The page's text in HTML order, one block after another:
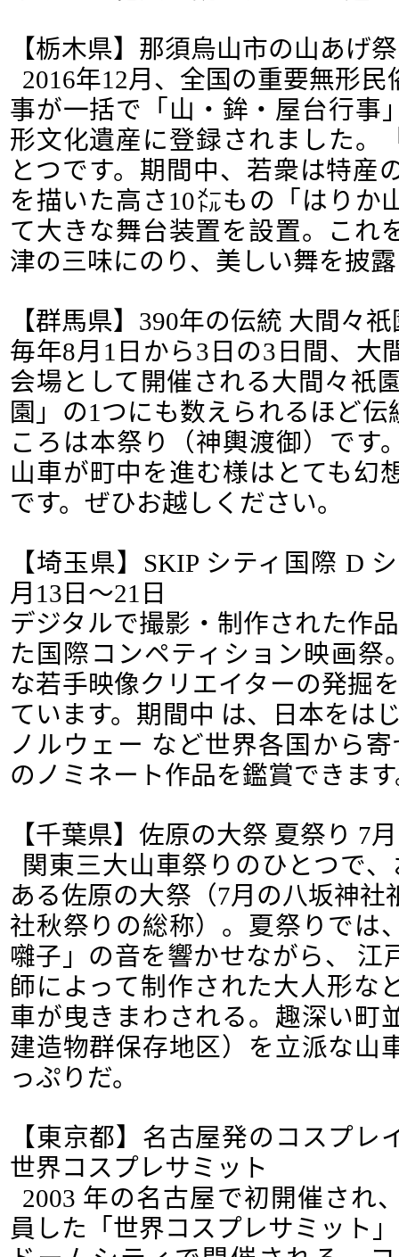
【栃木県】那須烏山市の山あげ
2016年12月、全国の重要無形
事が一括で「山・鉾・屋台行事
形文化遺産に登録されました。
とつです。期間中、若衆は特産
を描いた高さ10㍍もの「はりか
て大きな舞台装置を設置。これ
津の三味にのり、美しい舞を披
【群馬県】390年の伝統 大間々
毎年8月1日から3日の3日間、大
会場として開催される大間々祇
園」の1つにも数えられるほど
ころは本祭り（神輿渡御）です
山車が町中を進む様はとても幻
です。ぜひお越しください。
【埼玉県】SKIP シティ国際 D
月13日～21日
デジタルで撮影・制作された作
た国際コンペティション映画祭
な若手映像クリエイターの発掘
ています。期間中 は、日本をは
ノルウェー など世界各国から
のノミネート作品を鑑賞できま
【千葉県】佐原の大祭 夏祭り 7
関東三大山車祭りのひとつで
ある佐原の大祭（7月の八坂神社
社秋祭りの総称）。夏祭りでは
囃子」の音を響かせながら、 江
師によって制作された大人形な
車が曳きまわされる。趣深い町
建造物群保存地区）を立派な山
っぷりだ。
【東京都】名古屋発のコスプ
世界コスプレサミット
2003 年の名古屋で初開催され
員した「世界コスプレサミット